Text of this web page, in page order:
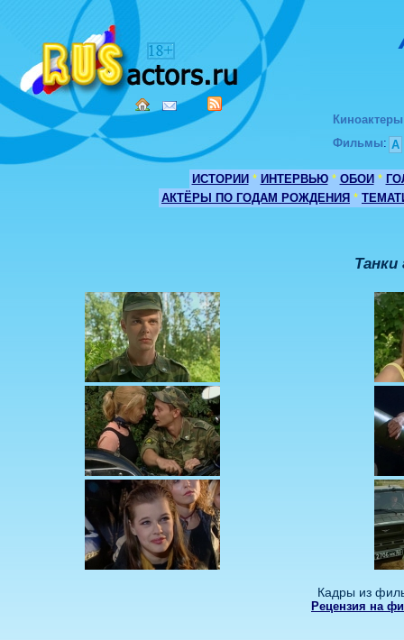
Киноактеры
Фильмы: А
ИСТОРИИ * ИНТЕРВЬЮ * ОБОИ *
АКТЁРЫ ПО ГОДАМ РОЖДЕНИЯ *
Танки
Кадры из
Рецензия на